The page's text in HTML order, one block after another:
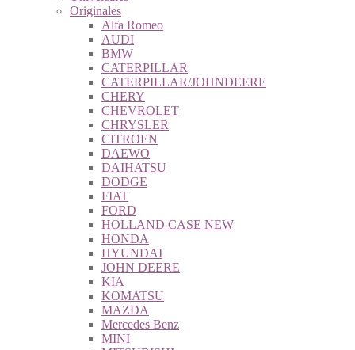
Originales
Alfa Romeo
AUDI
BMW
CATERPILLAR
CATERPILLAR/JOHNDEERE
CHERY
CHEVROLET
CHRYSLER
CITROEN
DAEWO
DAIHATSU
DODGE
FIAT
FORD
HOLLAND CASE NEW
HONDA
HYUNDAI
JOHN DEERE
KIA
KOMATSU
MAZDA
Mercedes Benz
MINI